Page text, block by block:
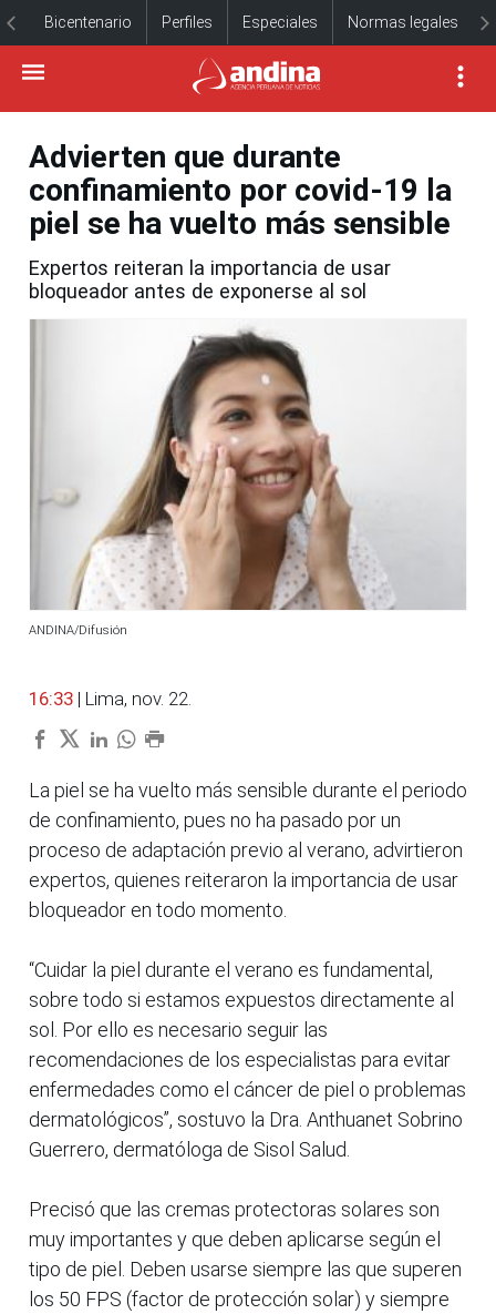
Bicentenario Perfiles Especiales Normas legales
Advierten que durante
confinamiento por covid-19 la
piel se ha vuelto más sensible
Expertos reiteran la importancia de usar
bloqueador antes de exponerse al sol
ANDINA/Difusión
16:33 | Lima, nov. 22.
La piel se ha vuelto más sensible durante el periodo
de confinamiento, pues no ha pasado por un
proceso de adaptación previo al verano, advirtieron
expertos, quienes reiteraron la importancia de usar
bloqueador en todo momento.
“Cuidar la piel durante el verano es fundamental,
sobre todo si estamos expuestos directamente al
sol. Por ello es necesario seguir las
recomendaciones de los especialistas para evitar
enfermedades como el cáncer de piel o problemas
dermatológicos”, sostuvo la Dra. Anthuanet Sobrino
Guerrero, dermatóloga de Sisol Salud.
Precisó que las cremas protectoras solares son
muy importantes y que deben aplicarse según el
tipo de piel. Deben usarse siempre las que superen
los 50 FPS (factor de protección solar) y siempre